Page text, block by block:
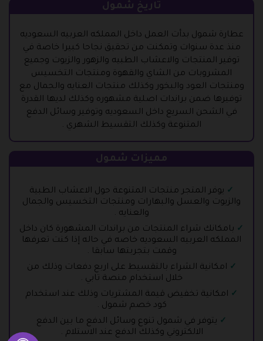
تاريخ شمول
عطارة شمول بدأت العمل داخل المملكه العربيه السعوديه
منذ عدة سنوات وتمكنت من تحقيق نجاحا كبيرا خاصة في
توفير المنتجات والاعشاب الطبيه والزهور والزيوت وجميع
المشروبات من الشاي والقهوة ومنتجات التخسيس
ومنتجات العود والبخور وكذلك منتجات العنايه والجمال مع
توفيرها ضمن براندات اصلية مشهوره وكذلك لديها القدرة
في الشحن السريع داخل السعوديه وتوفير وسائل الدفع
المتنوعة وكذلك التقسيط الشهري .
مميزات شمول
يوفر المتجر منتجات المتنوعة حول الاعشاب الطبية
والزيوت والعسل والبهارات ومنتجات التخسيس والجمال
والعنايه .
بامكانك شراء المنتجات من براندات المشهورة كان داخل
المملكه العربيه السعوديه خاصه في حاله إذا كنت تعرفها
وقمت بتجربتها سابقا .
امكانية الشراء بالتقسيط على اربع دفعات وذلك من
خلال استخدام منصة تابي .
امكانية تخفيض قيمة المشتريات وذلك عند استخدام
كود خصم شمول .
يتوفر في شمول تنوع وسائل الدفع ما بين الدفع
الالكتروني وكذلك الدفع عند الاستلام .